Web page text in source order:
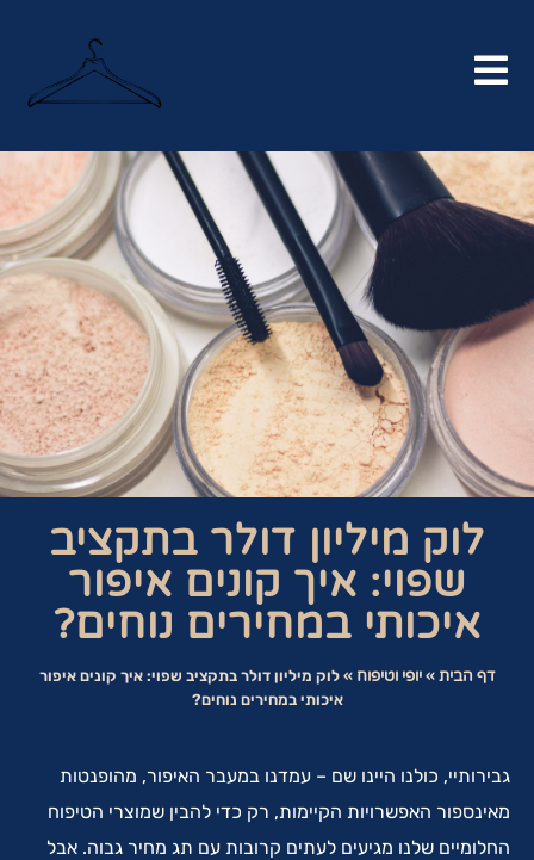
לוק מיליון דולר בתקציב
שפוי: איך קונים איפור
איכותי במחירים נוחים?
דף הבית »יופי וטיפוח »לוק מיליון דולר בתקציב שפוי: איך קונים איפור
איכותי במחירים נוחים?
גבירותיי, כולנו היינו שם – עמדנו במעבר האיפור, מהופנטות
מאינספור האפשרויות הקיימות, רק כדי להבין שמוצרי הטיפוח
החלומיים שלנו מגיעים לעתים קרובות עם תג מחיר גבוה. אבל